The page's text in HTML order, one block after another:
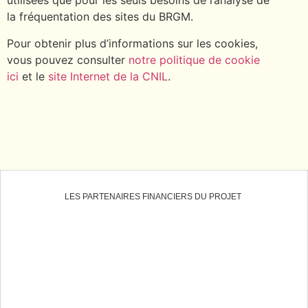
la fréquentation des sites du BRGM.
Pour obtenir plus d’informations sur les cookies,
vous pouvez consulter notre politique de cookie
ici et le site Internet de la CNIL.
LES PARTENAIRES FINANCIERS DU PROJET